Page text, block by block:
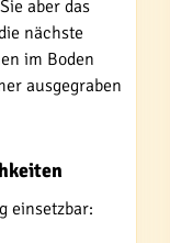
aber das
nächste
im Boden
ausgegraben
einsetzbar: